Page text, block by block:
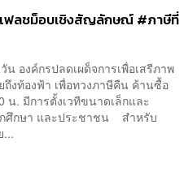
ฟลชม็อบเชิงสัญลักษณ์ #ภาษีที่
องค์กรปลดเผด็จการเพื่อเสรีภาพ
งท้องฟ้า เพื่อทวงภาษีคืน ค้านซื้อ
น. มีการตั้งเวทีขนาดเล็กและ
กศึกษา และประชาชน สำหรับ